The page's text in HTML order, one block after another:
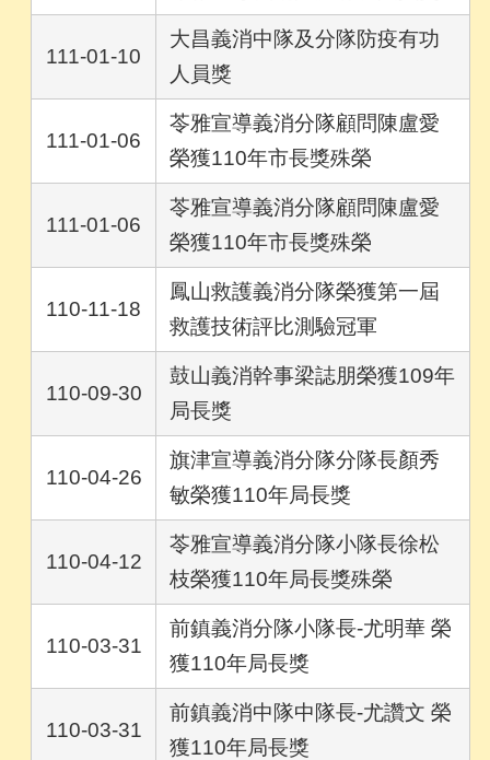
111-01-10
大昌義消中隊及分隊防疫有功
人員獎
111-01-06
苓雅宣導義消分隊顧問陳盧愛
榮獲110年市長獎殊榮
111-01-06
苓雅宣導義消分隊顧問陳盧愛
榮獲110年市長獎殊榮
110-11-18
鳳山救護義消分隊榮獲第一屆
救護技術評比測驗冠軍
110-09-30
鼓山義消幹事梁誌朋榮獲109年
局長獎
110-04-26
旗津宣導義消分隊分隊長顏秀
敏榮獲110年局長獎
110-04-12
苓雅宣導義消分隊小隊長徐松
枝榮獲110年局長獎殊榮
110-03-31
前鎮義消分隊小隊長-尤明華 榮
獲110年局長獎
110-03-31
前鎮義消中隊中隊長-尤讚文 榮
獲110年局長獎